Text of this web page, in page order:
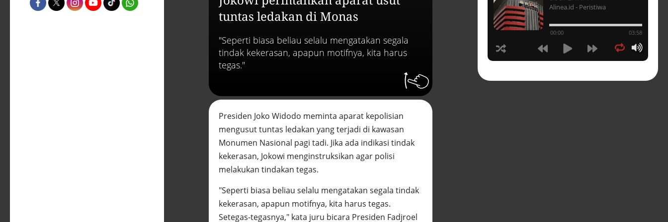
tuntas ledakan di Monas
"Seperti biasa beliau selalu mengatakan segala
tindak kekerasan, apapun motifnya, kita harus
tegas."
Presiden Joko Widodo meminta aparat kepolisian
mengusut tuntas ledakan yang terjadi di kawasan
Monumen Nasional pagi tadi. Jika ada indikasi tindak
kekerasan, Jokowi menginstruksikan agar polisi
melakukan tindakan tegas.
"Seperti biasa beliau selalu mengatakan segala tindak
kekerasan, apapun motifnya, kita harus tegas.
Setegas-tegasnya," kata juru bicara Presiden Fadjroel
ditemukan di arsip rahasia
Vatikan, ada prediksi tahun
Akar persoalan
berulangnya kekerasan
terhadap PMI di Malaysia
Alinea.id - Peristiwa
DPR minta penerbitan
diproses hukum
Mungkinkah duet Anies-
2029?
Alinea.id - Politik
Alinea.id - Peristiwa
00:00 03:58